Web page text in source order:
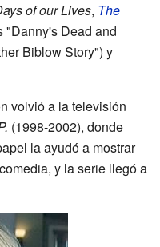
of our Lives, The
Dead and
Biblow Story") y
volvió a la televisión
(1998-2002), donde
la ayudó a mostrar
y la serie llegó a